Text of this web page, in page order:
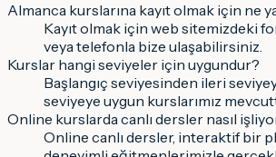
Almanca kurslarına kayıt olmak için ne
Kayıt olmak için web sitemizdeki
veya telefonla bize ulaşabilirsiniz.
Kurslar hangi seviyeler için uygundur?
Başlangıç seviyesinden ileri
seviyeye uygun kurslarımız
Online kurslarda canlı dersler nasıl
Online canlı dersler, interaktif bir